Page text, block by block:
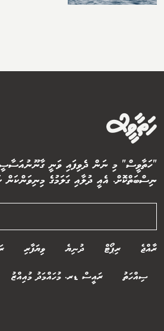
ނިސްބަތްކޮށް. އެއީ ދުލާއި ގަލަމުގެ މިނިވަންކަން
ރާއްޖެ ރިޕޯޓް ދުނިޔެ ވިޔަފާރި
ސިއްހަތު ރައީސް ޑރ. މުހައްމަދު މުއިއްޒު